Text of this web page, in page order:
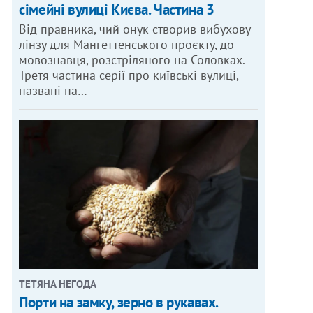
сімейні вулиці Києва. Частина 3
Від правника, чий онук створив вибухову
лінзу для Мангеттенського проєкту, до
мовознавця, розстріляного на Соловках.
Третя частина серії про київські вулиці,
названі на…
ТЕТЯНА НЕГОДА
Порти на замку, зерно в рукавах.